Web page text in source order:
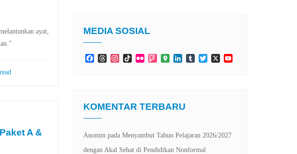
ayat,
A &
MEDIA SOSIAL
FacebookThreadsInstagramTikTokFlickr Foursquare
GoogleLinkedInTumblrTwitter
X
KOMENTAR TERBARU
Anonim pada Menyambut Tahun Pelajaran 2026/2027
dengan Akal Sehat di Pendidikan Nonformal